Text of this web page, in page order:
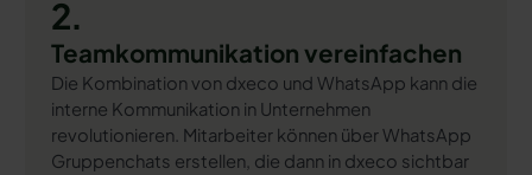
2.
Teamkommunikation vereinfachen
Die Kombination von dxeco und WhatsApp kann die
interne Kommunikation in Unternehmen
revolutionieren. Mitarbeiter können über WhatsApp
Gruppenchats erstellen, die dann in dxeco sichtbar